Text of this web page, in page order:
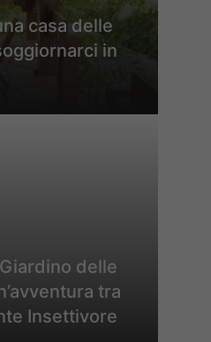
casa delle
in
delle
tra
Insettivore